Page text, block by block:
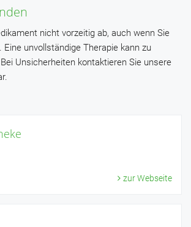
nicht vorzeitig ab, auch wenn Sie
unvollständige Therapie kann zu
Unsicherheiten kontaktieren Sie unsere
zur Webseite